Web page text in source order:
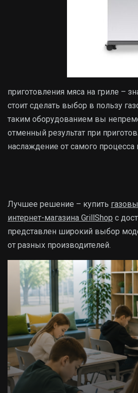
приготовления мяса на гриле –
стоит сделать выбор в пользу
таким оборудованием вы
отменный результат при
наслаждение от самого процесса
Лучшее решение – купить
интернет-магазина GrillShop с
представлен широкий выбор
от разных производителей.